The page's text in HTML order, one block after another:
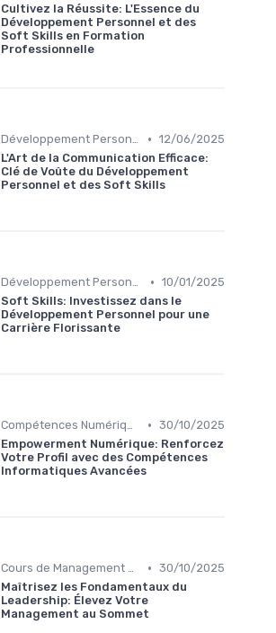
Cultivez la Réussite: L'Essence du
Développement Personnel et des
Soft Skills en Formation
Professionnelle
Développement Personnel et Soft Skills • 12/06/2025
L'Art de la Communication Efficace:
Clé de Voûte du Développement
Personnel et des Soft Skills
Développement Personnel et Soft Skills • 10/01/2025
Soft Skills: Investissez dans le
Développement Personnel pour une
Carrière Florissante
Compétences Numériques et Informatiques • 30/10/2025
Empowerment Numérique: Renforcez
Votre Profil avec des Compétences
Informatiques Avancées
Cours de Management et Leadership • 30/10/2025
Maîtrisez les Fondamentaux du
Leadership: Élevez Votre
Management au Sommet